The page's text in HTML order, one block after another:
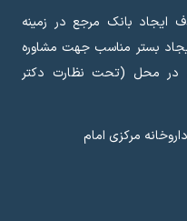
بانک مرجع در زمینه
بستر مناسب جهت مشاوره
در محل (تحت نظارت دکتر
مرکزی امام